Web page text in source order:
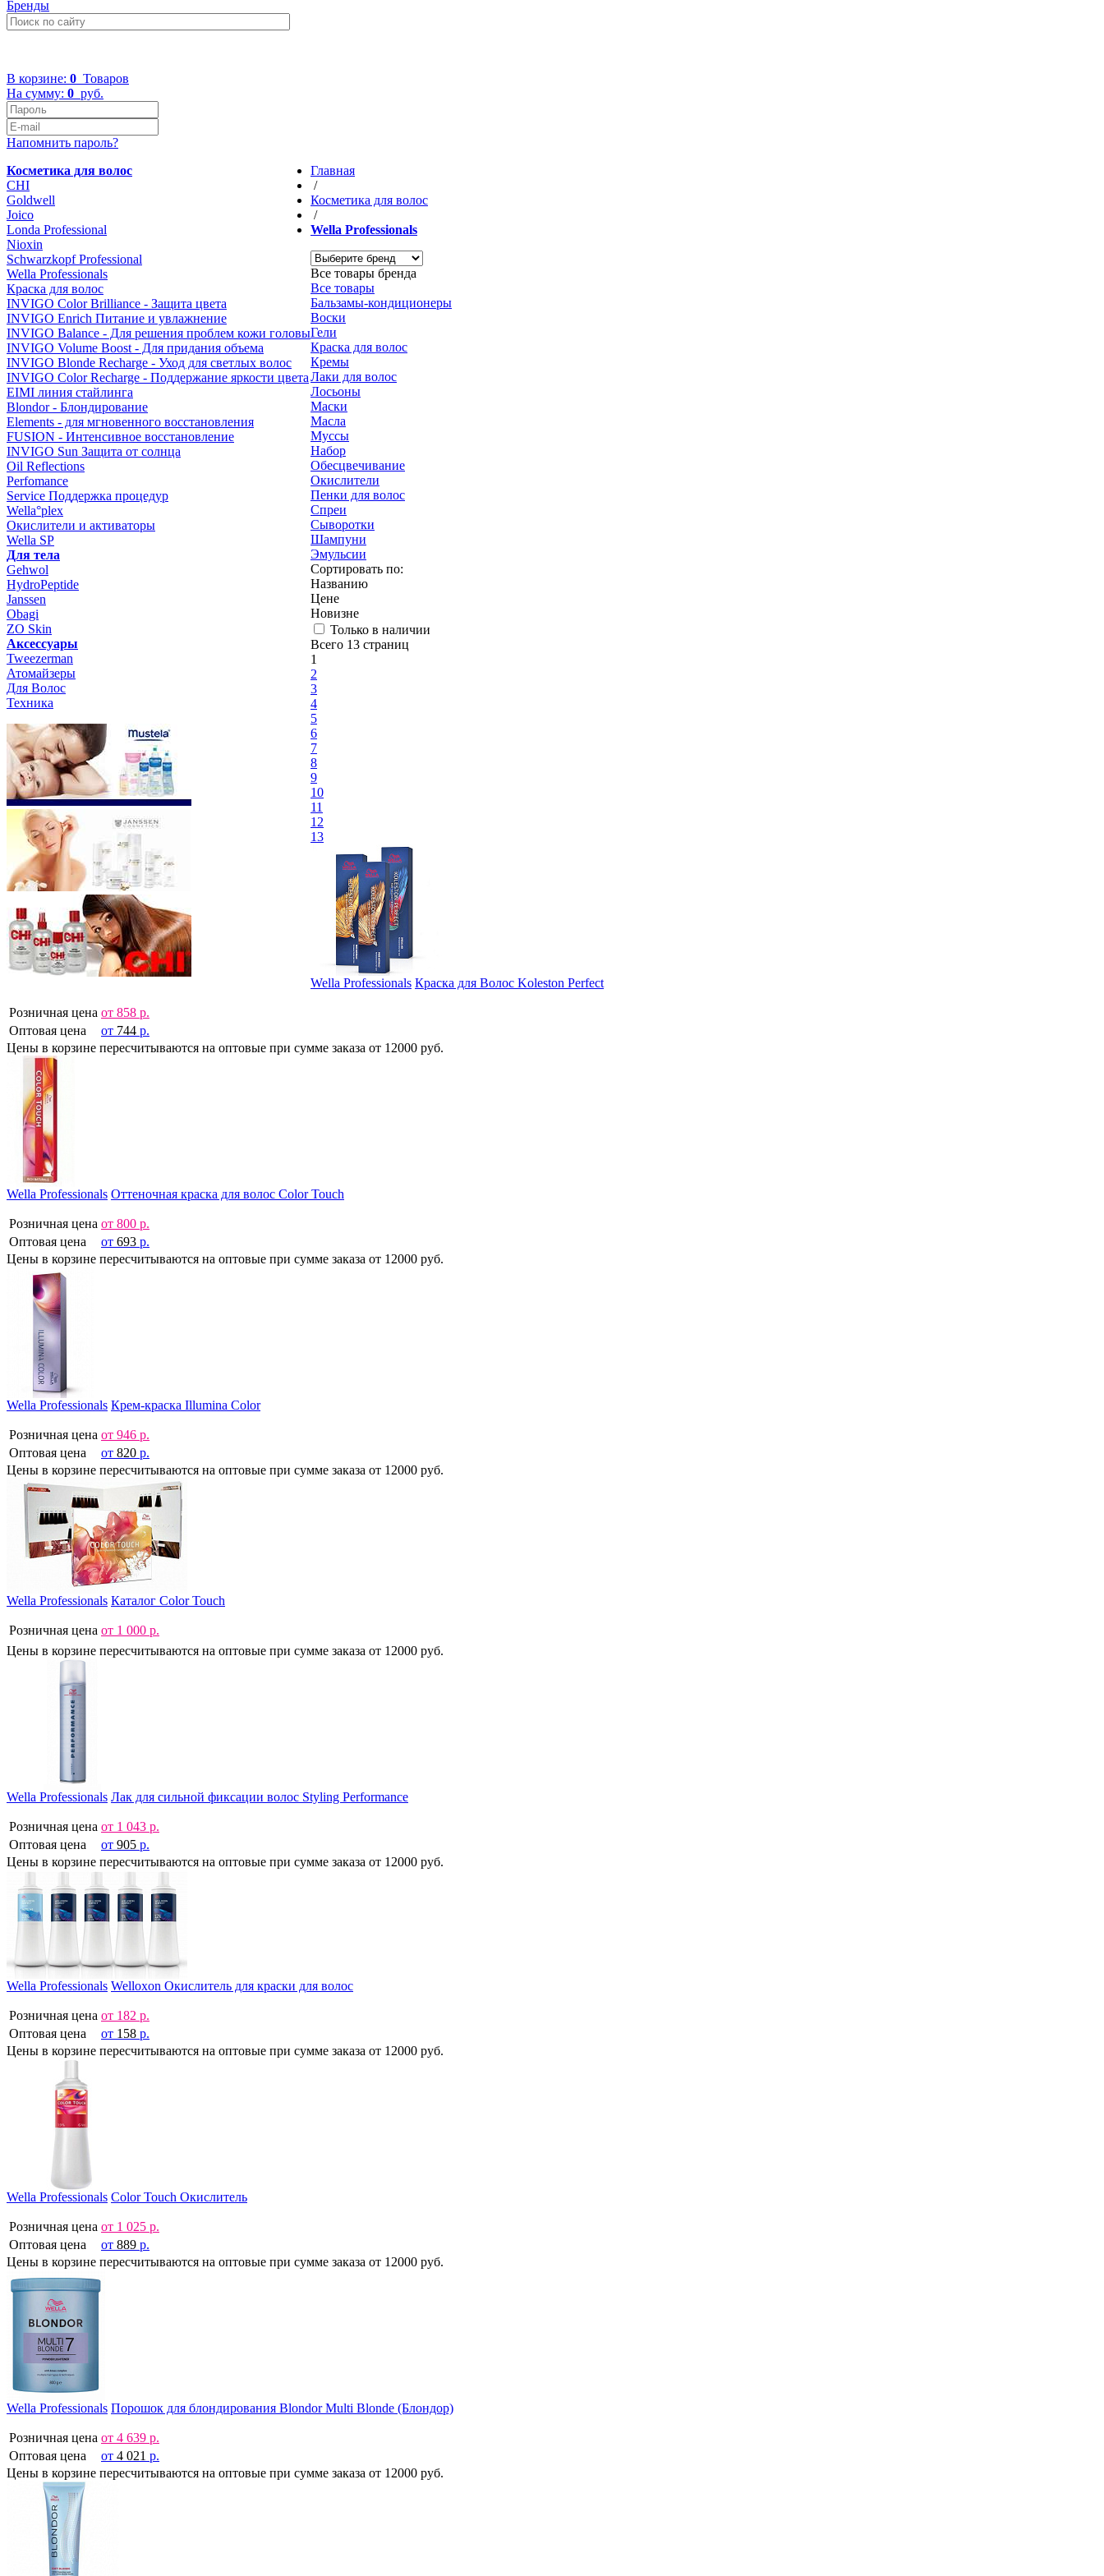
Бренды
В корзине: 0 Товаров
На сумму: 0 руб.
Напомнить пароль?
Косметика для волос
CHI
Goldwell
Joico
Londa Professional
Nioxin
Schwarzkopf Professional
Wella Professionals
Краска для волос
INVIGO Color Brilliance - Защита цвета
INVIGO Enrich Питание и увлажнение
INVIGO Balance - Для решения проблем кожи головы
INVIGO Volume Boost - Для придания объема
INVIGO Blonde Recharge - Уход для светлых волос
INVIGO Color Recharge - Поддержание яркости цвета
EIMI линия стайлинга
Blondor - Блондирование
Elements - для мгновенного восстановления
FUSION - Интенсивное восстановление
INVIGO Sun Защита от солнца
Oil Reflections
Perfomance
Service Поддержка процедур
Wella°plex
Окислители и активаторы
Wella SP
Для тела
Gehwol
HydroPeptide
Janssen
Obagi
ZO Skin
Aксессуары
Tweezerman
Атомайзеры
Для Волос
Техника
Главная
/
Косметика для волос
/
Wella Professionals
Все товары бренда
Все товары
Бальзамы-кондиционеры
Воски
Гели
Краска для волос
Кремы
Лаки для волос
Лосьоны
Маски
Масла
Муссы
Набор
Обесцвечивание
Окислители
Пенки для волос
Спреи
Сыворотки
Шампуни
Эмульсии
Сортировать по:
Названию
Цене
Новизне
Только в наличии
Всего 13 страниц
1
2
3
4
5
6
7
8
9
10
11
12
13
Wella Professionals Краска для Волос Koleston Perfect
Розничная цена от 858 р.
Оптовая цена
от 744 р.
Цены в корзине пересчитываются на оптовые при сумме заказа от 12000 руб.
Wella Professionals Оттеночная краска для волос Color Touch
Розничная цена от 800 р.
Оптовая цена
от 693 р.
Цены в корзине пересчитываются на оптовые при сумме заказа от 12000 руб.
Wella Professionals Крем-краска Illumina Color
Розничная цена от 946 р.
Оптовая цена
от 820 р.
Цены в корзине пересчитываются на оптовые при сумме заказа от 12000 руб.
Wella Professionals Каталог Color Touch
Розничная цена от 1 000 р.
Цены в корзине пересчитываются на оптовые при сумме заказа от 12000 руб.
Wella Professionals Лак для сильной фиксации волос Styling Performance
Розничная цена от 1 043 р.
Оптовая цена
от 905 р.
Цены в корзине пересчитываются на оптовые при сумме заказа от 12000 руб.
Wella Professionals Welloxon Окислитель для краски для волос
Розничная цена от 182 р.
Оптовая цена
от 158 р.
Цены в корзине пересчитываются на оптовые при сумме заказа от 12000 руб.
Wella Professionals Color Touch Окислитель
Розничная цена от 1 025 р.
Оптовая цена
от 889 р.
Цены в корзине пересчитываются на оптовые при сумме заказа от 12000 руб.
Wella Professionals Порошок для блондирования Blondor Multi Blonde (Блондор)
Розничная цена от 4 639 р.
Оптовая цена
от 4 021 р.
Цены в корзине пересчитываются на оптовые при сумме заказа от 12000 руб.